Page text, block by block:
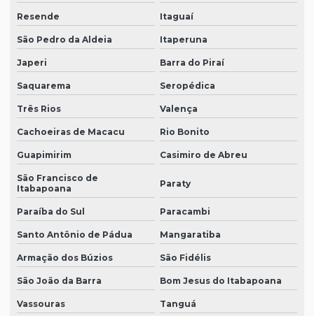
Resende Itaguaí
São Pedro da Aldeia Itaperuna
Japeri Barra do Piraí
Saquarema Seropédica
Três Rios Valença
Cachoeiras de Macacu Rio Bonito
Guapimirim Casimiro de Abreu
São Francisco de
Itabapoana
Paraty
Paraíba do Sul Paracambi
Santo Antônio de Pádua Mangaratiba
Armação dos Búzios São Fidélis
São João da Barra Bom Jesus do Itabapoana
Vassouras Tanguá